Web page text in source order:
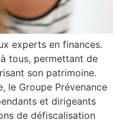
experts en finances.
tous, permettant de
son patrimoine.
le Groupe Prévenance
et dirigeants
de défiscalisation